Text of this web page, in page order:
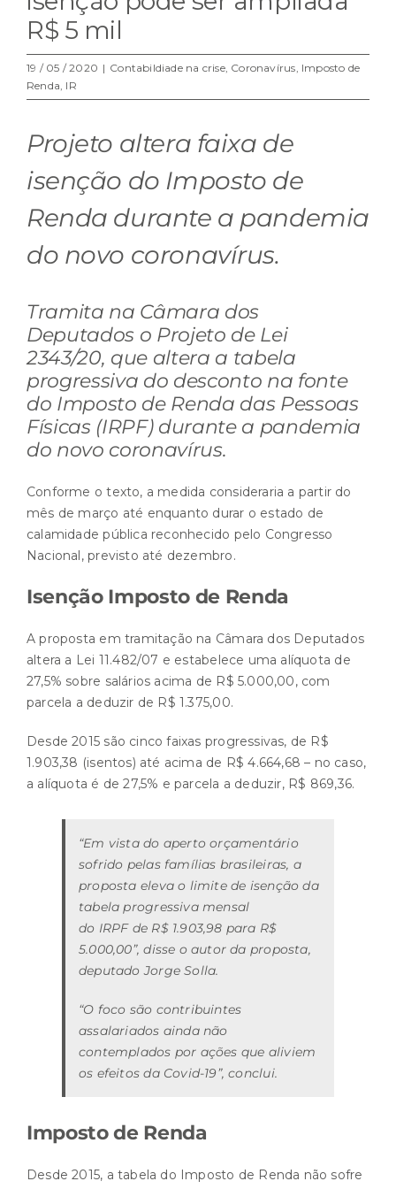
R$ 5 mil
19 / 05 / 2020 | Contabildiade na crise, Coronavírus, Imposto de
Renda, IR
Projeto altera faixa de
isenção do Imposto de
Renda durante a pandemia
do novo coronavírus.
Tramita na Câmara dos
Deputados o Projeto de Lei
2343/20, que altera a tabela
progressiva do desconto na fonte
do Imposto de Renda das Pessoas
Físicas (IRPF) durante a pandemia
do novo coronavírus.
Conforme o texto, a medida consideraria a partir do
mês de março até enquanto durar o estado de
calamidade pública reconhecido pelo Congresso
Nacional, previsto até dezembro.
Isenção Imposto de Renda
A proposta em tramitação na Câmara dos Deputados
altera a Lei 11.482/07 e estabelece uma alíquota de
27,5% sobre salários acima de R$ 5.000,00, com
parcela a deduzir de R$ 1.375,00.
Desde 2015 são cinco faixas progressivas, de R$
1.903,38 (isentos) até acima de R$ 4.664,68 – no caso,
a alíquota é de 27,5% e parcela a deduzir, R$ 869,36.
“Em vista do aperto orçamentário
sofrido pelas famílias brasileiras, a
proposta eleva o limite de isenção da
tabela progressiva mensal
do IRPF de R$ 1.903,98 para R$
5.000,00”, disse o autor da proposta,
deputado Jorge Solla.
“O foco são contribuintes
assalariados ainda não
contemplados por ações que aliviem
os efeitos da Covid-19”, conclui.
Imposto de Renda
Desde 2015, a tabela do Imposto de Renda não sofre